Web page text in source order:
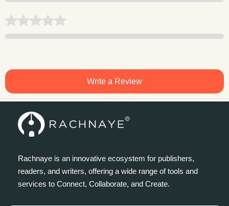
Write a Review
Rachnaye is an innovative ecosystem for publishers,
readers, and writers, offering a wide range of tools and
services to Connect, Collaborate, and Create.